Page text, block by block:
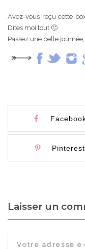
Avez-vous reçu cette
Dites moi tout 🙂
Passez une belle
Pinterest
Laisser un
Votre adresse